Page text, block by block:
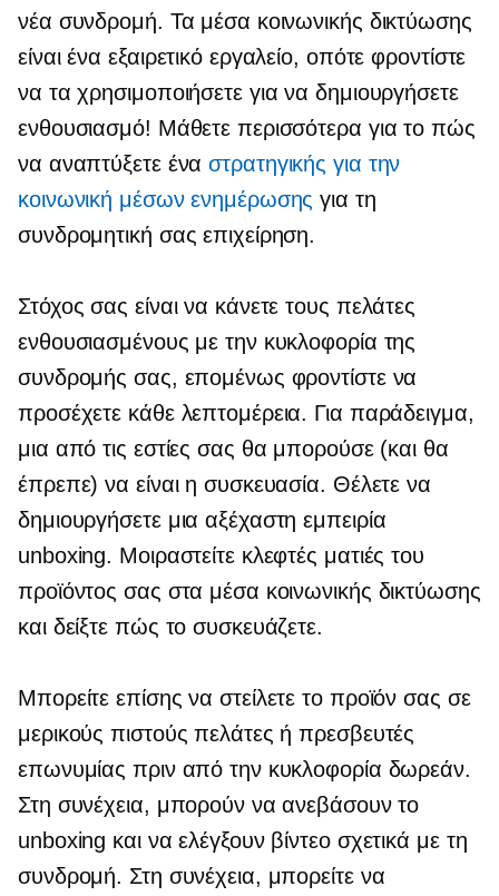
νέα συνδρομή. Τα μέσα κοινωνικής δικτύωσης
είναι ένα εξαιρετικό εργαλείο, οπότε φροντίστε
να τα χρησιμοποιήσετε για να δημιουργήσετε
ενθουσιασμό! Μάθετε περισσότερα για το πώς
να αναπτύξετε έναστρατηγικής για την
κοινωνική μέσων ενημέρωσης για τη
συνδρομητική σας επιχείρηση.
Στόχος σας είναι να κάνετε τους πελάτες
ενθουσιασμένους με την κυκλοφορία της
συνδρομής σας, επομένως φροντίστε να
προσέχετε κάθε λεπτομέρεια. Για παράδειγμα,
μια από τις εστίες σας θα μπορούσε (και θα
έπρεπε) να είναι η συσκευασία. Θέλετε να
δημιουργήσετε μια αξέχαστη εμπειρία
unboxing. Μοιραστείτε κλεφτές ματιές του
προϊόντος σας στα μέσα κοινωνικής δικτύωσης
και δείξτε πώς το συσκευάζετε.
Μπορείτε επίσης να στείλετε το προϊόν σας σε
μερικούς πιστούς πελάτες ή πρεσβευτές
επωνυμίας πριν από την κυκλοφορία δωρεάν.
Στη συνέχεια, μπορούν να ανεβάσουν το
unboxing και να ελέγξουν βίντεο σχετικά με τη
συνδρομή. Στη συνέχεια, μπορείτε να